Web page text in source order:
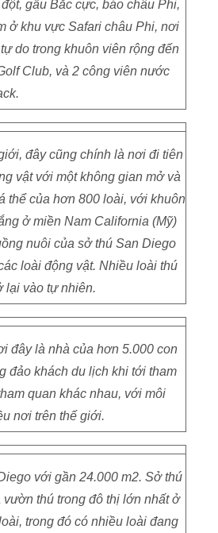
gấu Bắc cực, báo châu Phi,
ở khu vực Safari châu Phi, nơi
do trong khuôn viên rộng đến
Club, và 2 công viên nước
đây cũng chính là nơi đi tiên
vật với một không gian mở và
thể của hơn 800 loài, với khuôn
ở miền Nam California (Mỹ)
nuôi của sở thú San Diego
loài động vật. Nhiều loài thú
lại vào tự nhiên.
đây là nhà của hơn 5.000 con
đảo khách du lịch khi tới tham
quan khác nhau, với môi
nơi trên thế giới.
với gần 24.000 m2. Sở thú
thú trong đô thị lớn nhất ở
trong đó có nhiều loài đang